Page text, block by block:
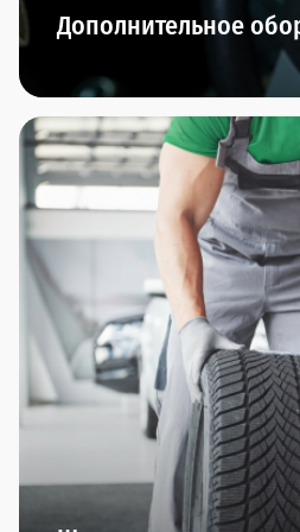
Дополнительное
В автосалонах сети
дополнительное
направлениям: охранные
автомобиля, интерьер,
тюнинг, экстерьер.
Оригинальные
качества - это мы обещаем.